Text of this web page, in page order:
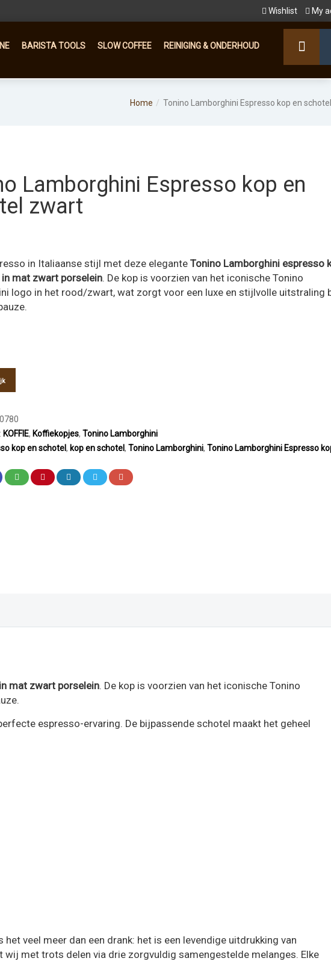
Wishlist My
BARISTA TOOLS SLOW COFFEE REINIGING & ONDERHOUD
Home Tonino Lamborghini Espresso kop en
Lamborghini Espresso kop en
zwart
in Italiaanse stijl met deze elegante Tonino Lamborghini espresso
mat zwart porselein. De kop is voorzien van het iconische Tonino
logo in het rood/zwart, wat zorgt voor een luxe en stijlvolle uitstraling
KOFFIE, Koffiekopjes, Tonino Lamborghini
kop en schotel, kop en schotel, Tonino Lamborghini, Tonino Lamborghini Espresso
mat zwart porselein. De kop is voorzien van het iconische Tonino
espresso-ervaring. De bijpassende schotel maakt het geheel
veel meer dan een drank: het is een levendige uitdrukking van
met trots delen via drie zorgvuldig samengestelde melanges. Elke